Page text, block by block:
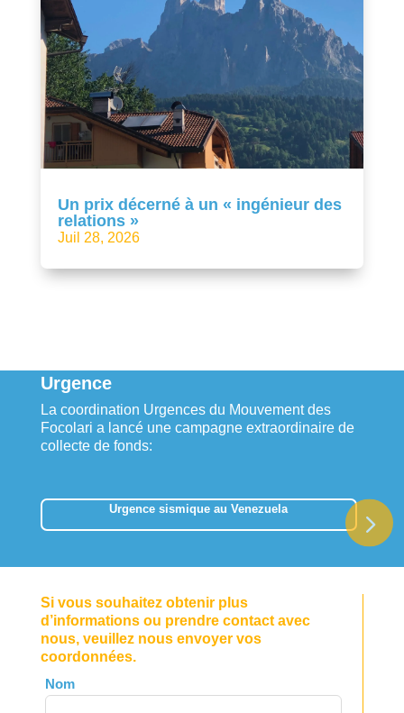
Un prix décerné à un « ingénieur des
relations »
Juil 28, 2026
Urgence
La coordination Urgences du Mouvement des
Focolari a lancé une campagne extraordinaire de
collecte de fonds:
Urgence sismique au Venezuela
Si vous souhaitez obtenir plus
d’informations ou prendre contact avec
nous, veuillez nous envoyer vos
coordonnées.
Leave
this
Nom